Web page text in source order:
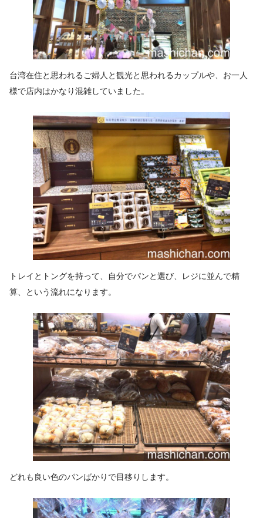
台湾在住と思われるご婦人と観光と思われるカップルや、お一人
様で店内はかなり混雑していました。
トレイとトングを持って、自分でパンと選び、レジに並んで精
算、という流れになります。
どれも良い色のパンばかりで目移りします。